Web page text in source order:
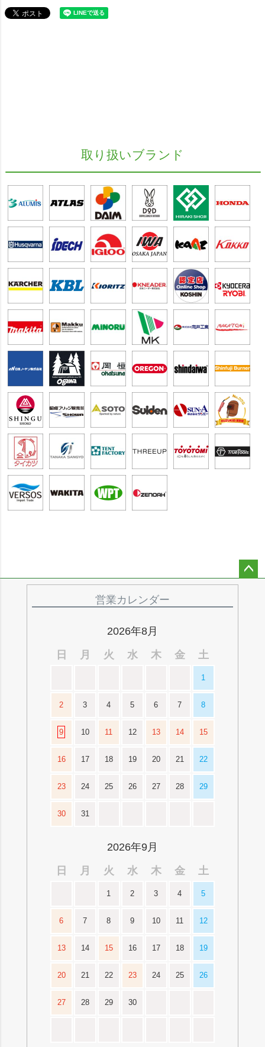
取り扱いブランド
営業カレンダー
2026年8月
日
月 火 水 木 金 土
1
2 3 4 5 6 7 8
9 10 11 12 13 14 15
16 17 18 19 20 21 22
23 24 25 26 27 28 29
30 31
2026年9月
日
月 火 水 木 金 土
1 2 3 4 5
6 7 8 9 10 11 12
13 14 15 16 17 18 19
20 21 22 23 24 25 26
27 28 29 30